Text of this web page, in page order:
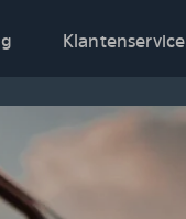
Klantenservice